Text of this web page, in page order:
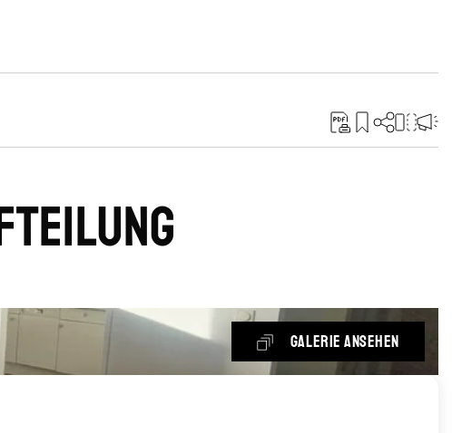
Galerie ansehen